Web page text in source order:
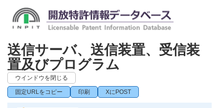
送信サーバ、送信装置、受信装
置及びプログラム
ウインドウを閉じる
固定URLをコピー 印刷 XにPOST